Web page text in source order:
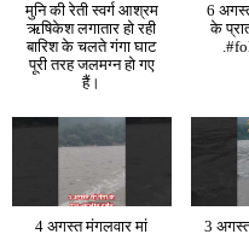
मुनि की रेती स्वर्ग आश्रम
ऋषिकेश लगातार हो रही
बारिश के चलते गंगा घाट
पूरी तरह जलमग्न हो गए
हैं।
6
के
4 अगस्त मंगलवार मां 3 अगस्त